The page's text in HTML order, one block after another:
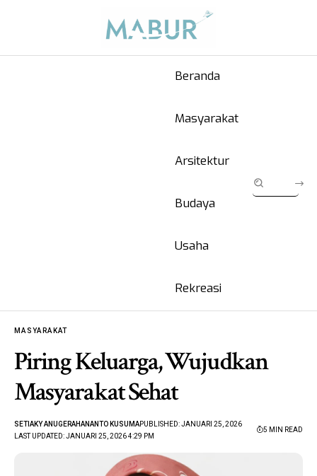
Beranda
Masyarakat
Arsitektur
Budaya
Usaha
Rekreasi
MASYARAKAT
Piring Keluarga, Wujudkan
Masyarakat Sehat
LAST UPDATED: JANUARI 25, 2026 4:29 PM
SETIAKY ANUGERAHANANTO KUSUMAPUBLISHED: JANUARI 25, 2026
5 MIN READ